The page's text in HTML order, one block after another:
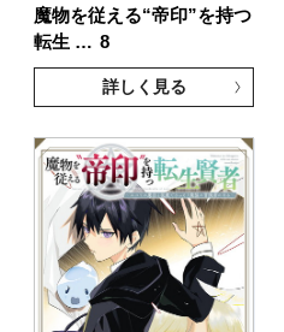
魔物を従える“帝印”を持つ
転生 … 8
詳しく見る